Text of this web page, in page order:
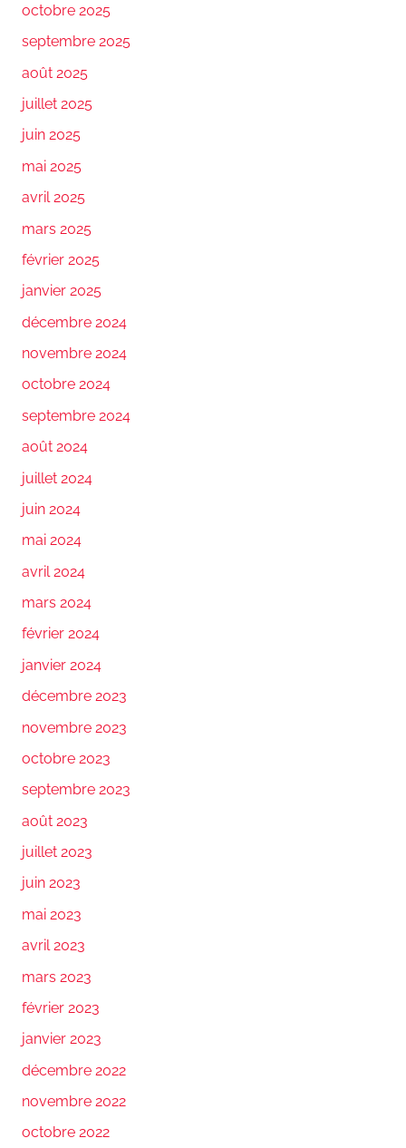
octobre 2025
septembre 2025
août 2025
juillet 2025
juin 2025
mai 2025
avril 2025
mars 2025
février 2025
janvier 2025
décembre 2024
novembre 2024
octobre 2024
septembre 2024
août 2024
juillet 2024
juin 2024
mai 2024
avril 2024
mars 2024
février 2024
janvier 2024
décembre 2023
novembre 2023
octobre 2023
septembre 2023
août 2023
juillet 2023
juin 2023
mai 2023
avril 2023
mars 2023
février 2023
janvier 2023
décembre 2022
novembre 2022
octobre 2022